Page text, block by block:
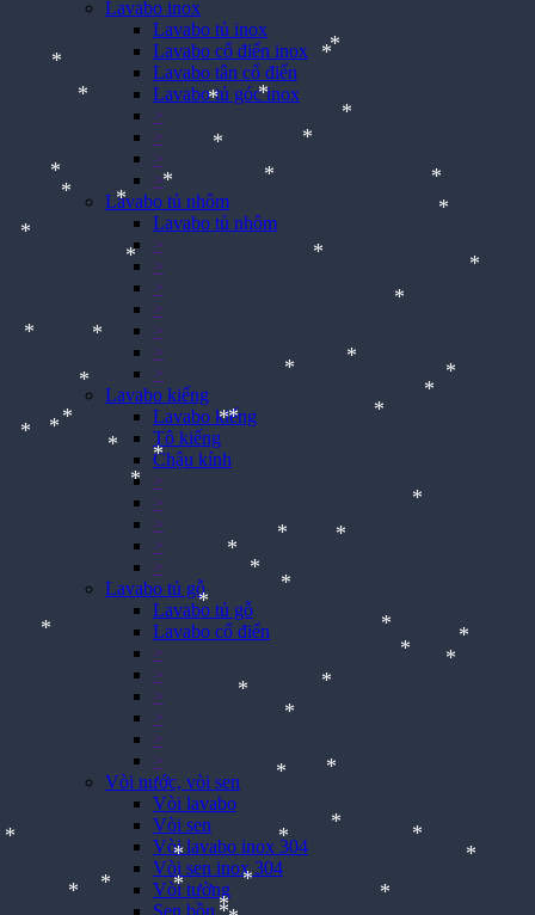
*
*
*
*
*
*
*
Lavabo inox
Lavabo tủ inox
Lavabo cổ điển inox
Lavabo tân cổ điển
Lavabo tủ góc inox
>
>
>
>
Lavabo tủ nhôm
Lavabo tủ nhôm
>
>
>
>
>
>
>
Lavabo kiếng
Lavabo kiếng
Tô kiếng
Chậu kính
>
>
>
>
>
Lavabo tủ gỗ
Lavabo tủ gỗ
Lavabo cổ điển
>
>
>
>
>
>
Vòi nước, vòi sen
Vòi lavabo
Vòi sen
Vòi lavabo inox 304
Vòi sen inox 304
Vòi tường
Sen bồn